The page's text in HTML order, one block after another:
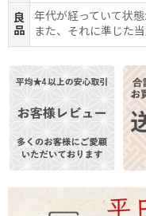
良
品
年代が経っていて状
また、それに準じた